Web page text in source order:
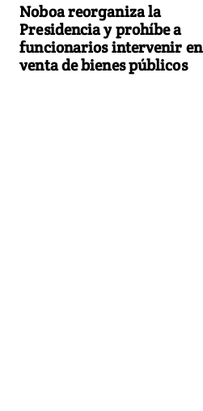
Noboa reorganiza la
Presidencia y prohíbe a
funcionarios intervenir en
venta de bienes públicos